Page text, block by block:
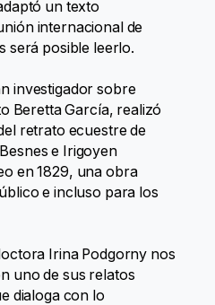
un texto
internacional de
será posible leerlo.
investigador sobre
Beretta García, realizó
retrato ecuestre de
e Irigoyen
en 1829, una obra
e incluso para los
Irina Podgorny nos
uno de sus relatos
dialoga con lo